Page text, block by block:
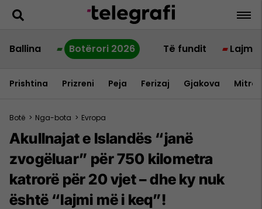
Ballina Botërori 2026 Të fundit Lajme
Prishtina Prizreni Peja Ferizaj Gjakova
Botë > Nga-bota > Evropa
Akullnajat e Islandës “janë
zvogëluar” për 750 kilometra
katrorë për 20 vjet – dhe ky nuk
është “lajmi më i keq”!